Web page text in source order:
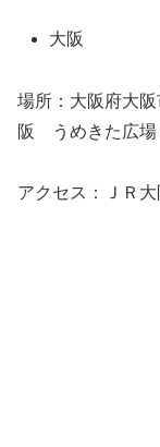
大阪
場所：大阪府大
阪 うめきた広場
アクセス：ＪＲ